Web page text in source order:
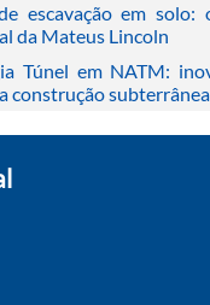
escavação em solo:
da Mateus Lincoln
Túnel em NATM:
construção subterrânea